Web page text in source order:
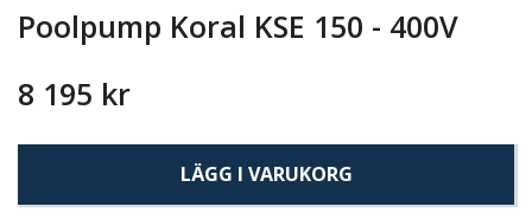
Poolpump Koral KSE 150 - 400V
8 195 kr
LÄGG I VARUKORG